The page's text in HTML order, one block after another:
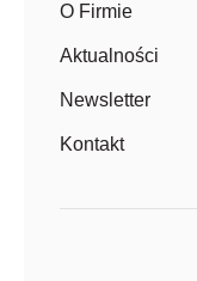
O Firmie
Aktualności
Newsletter
Kontakt